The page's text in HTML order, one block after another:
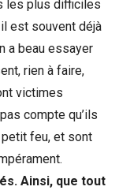
les plus difficiles
est souvent déjà
a beau essayer
rien à faire,
victimes
compte qu’ils
feu, et sont
Ainsi, que tout